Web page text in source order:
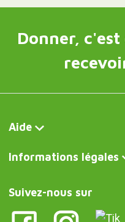
Donner,
Aide
Informations légales
Suivez-nous sur